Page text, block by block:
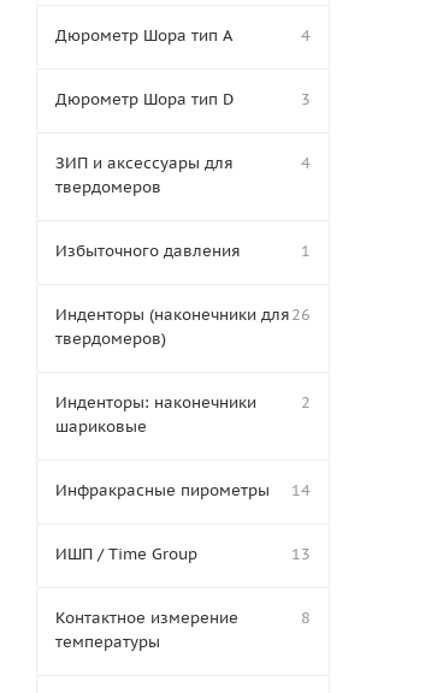
Дюрометр Шора тип A 4
Дюрометр Шора тип D 3
ЗИП и аксессуары для
твердомеров
4
Избыточного давления 1
Инденторы (наконечники для
твердомеров)
26
Инденторы: наконечники
шариковые
2
Инфракрасные пирометры 14
ИШП / Time Group 13
Контактное измерение
температуры
8